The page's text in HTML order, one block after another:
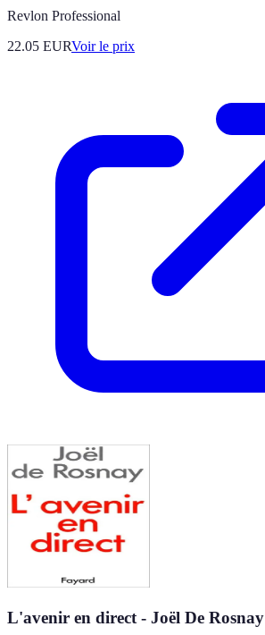
Revlon Professional
22.05 EURVoir le prix
L'avenir en direct - Joël De Rosnay